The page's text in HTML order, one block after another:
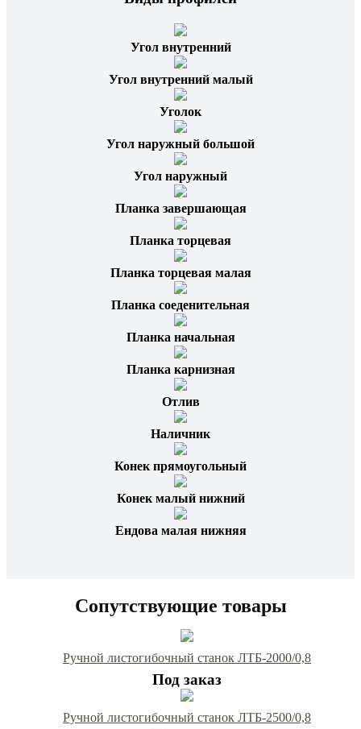
Угол внутренний
Угол внутренний малый
Уголок
Угол наружный большой
Угол наружный
Планка завершающая
Планка торцевая
Планка торцевая малая
Планка соеденительная
Планка начальная
Планка карнизная
Отлив
Наличник
Конек прямоугольный
Конек малый нижний
Ендова малая нижняя
Сопутствующие товары
Ручной листогибочный станок ЛТБ-2000/0,8
Под заказ
Ручной листогибочный станок ЛТБ-2500/0,8